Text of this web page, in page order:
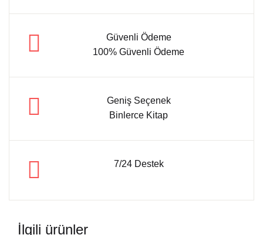
Güvenli Ödeme
100% Güvenli Ödeme
Geniş Seçenek
Binlerce Kitap
7/24 Destek
İlgili ürünler